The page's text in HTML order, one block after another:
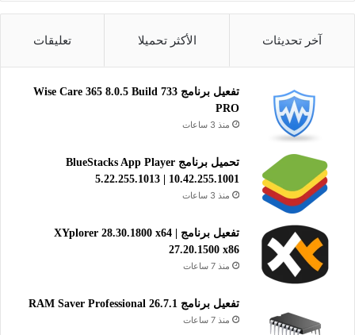
MicroSIP Beta Portable
تحميل
يساعدك برنامج ميكرو سيب على إجراء المكالمات الهاتفية
والتواصل بالصوت والفيديو مع الاصدقاء والعائلة عبر الانترنت مجانا
باستخدام جهاز الكمبيوتر الخاص بك بكل سهولة وبسرعة كبيرة جدا.
الرسائل والدردشة تواصل إجتماعي
آخر تحديثات الأكثر تحميلا تعليقات
تفعيل برنامج Wise Care 365 8.0.5 Build 733
PRO
منذ 3 ساعات
تحميل برنامج BlueStacks App Player
5.22.255.1013 | 10.42.255.1001
منذ 3 ساعات
تفعيل برنامج XYplorer 28.30.1800 x64 |
27.20.1500 x86
منذ 7 ساعات
تفعيل برنامج RAM Saver Professional 26.7.1
منذ 7 ساعات